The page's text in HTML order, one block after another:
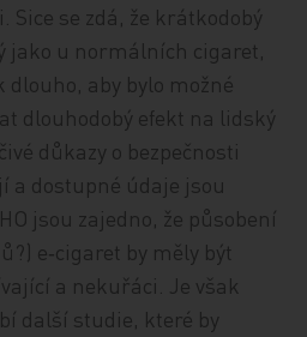
Sice se zdá, že krátkodobý
jako u normálních cigaret,
aby bylo možné
dlouhodobý efekt na lidský
důkazy o bezpečnosti
a dostupné údaje jsou
jsou zajedno, že působení
e‑cigaret by měly být
a nekuřáci. Je však
další studie, které by